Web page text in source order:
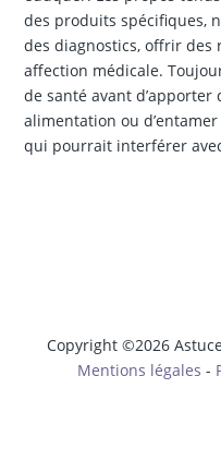
des produits spécifiques,
des diagnostics, offrir des
affection médicale.
de santé avant
alimentation ou
qui pourrait interférer
Copyright ©2026
Mentions légales -